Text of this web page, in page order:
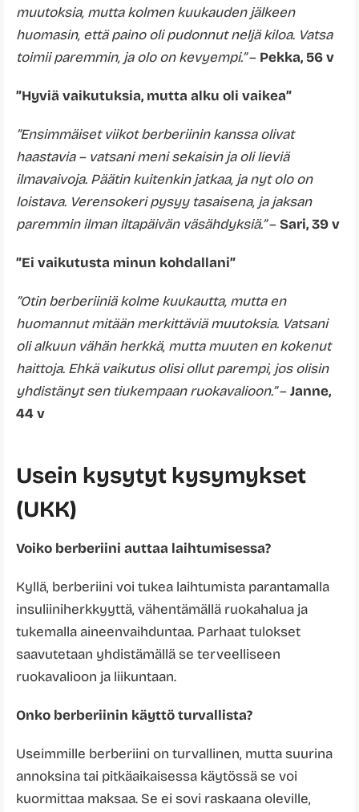
muutoksia, mutta kolmen kuukauden jälkeen
huomasin, että paino oli pudonnut neljä kiloa. Vatsa
toimii paremmin, ja olo on kevyempi.”– Pekka, 56 v
”Hyviä vaikutuksia, mutta alku oli vaikea”
”Ensimmäiset viikot berberiinin kanssa olivat
haastavia – vatsani meni sekaisin ja oli lieviä
ilmavaivoja. Päätin kuitenkin jatkaa, ja nyt olo on
loistava. Verensokeri pysyy tasaisena, ja jaksan
paremmin ilman iltapäivän väsähdyksiä.”–Sari, 39 v
”Ei vaikutusta minun kohdallani”
”Otin berberiiniä kolme kuukautta, mutta en
huomannut mitään merkittäviä muutoksia. Vatsani
oli alkuun vähän herkkä, mutta muuten en kokenut
haittoja. Ehkä vaikutus olisi ollut parempi, jos olisin
yhdistänyt sen tiukempaan ruokavalioon.”–Janne,
44 v
Usein kysytyt kysymykset
(UKK)
Voiko berberiini auttaa laihtumisessa?
Kyllä, berberiini voi tukea laihtumista parantamalla
insuliiniherkkyyttä, vähentämällä ruokahalua ja
tukemalla aineenvaihduntaa. Parhaat tulokset
saavutetaan yhdistämällä se terveelliseen
ruokavalioon ja liikuntaan.
Onko berberiinin käyttö turvallista?
Useimmille berberiini on turvallinen, mutta suurina
annoksina tai pitkäaikaisessa käytössä se voi
kuormittaa maksaa. Se ei sovi raskaana oleville,